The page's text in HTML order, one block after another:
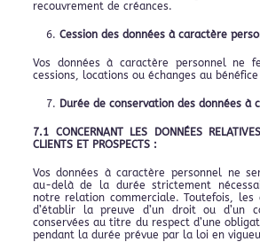
recouvrement de créances.
Cession des données à caractère
Vos données à caractère personnel ne
cessions, locations ou échanges au
Durée de conservation des données à
7.1 CONCERNANT LES DONNÉES
CLIENTS ET PROSPECTS :
Vos données à caractère personnel ne
au-delà de la durée strictement
notre relation commerciale. Toutefois, les
d’établir la preuve d’un droit ou d’un
conservées au titre du respect d’une
pendant la durée prévue par la loi en